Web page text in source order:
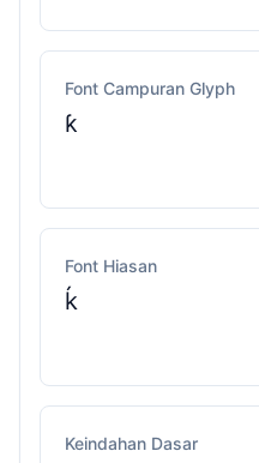
Font Campuran Glyph
ƙ
Font Hiasan
ḱ
Keindahan Dasar